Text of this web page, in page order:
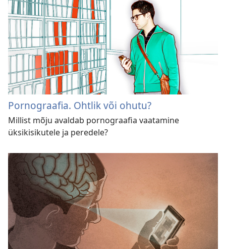
Pornograafia. Ohtlik või ohutu?
Millist mõju avaldab pornograafia vaatamine
üksikisikutele ja peredele?